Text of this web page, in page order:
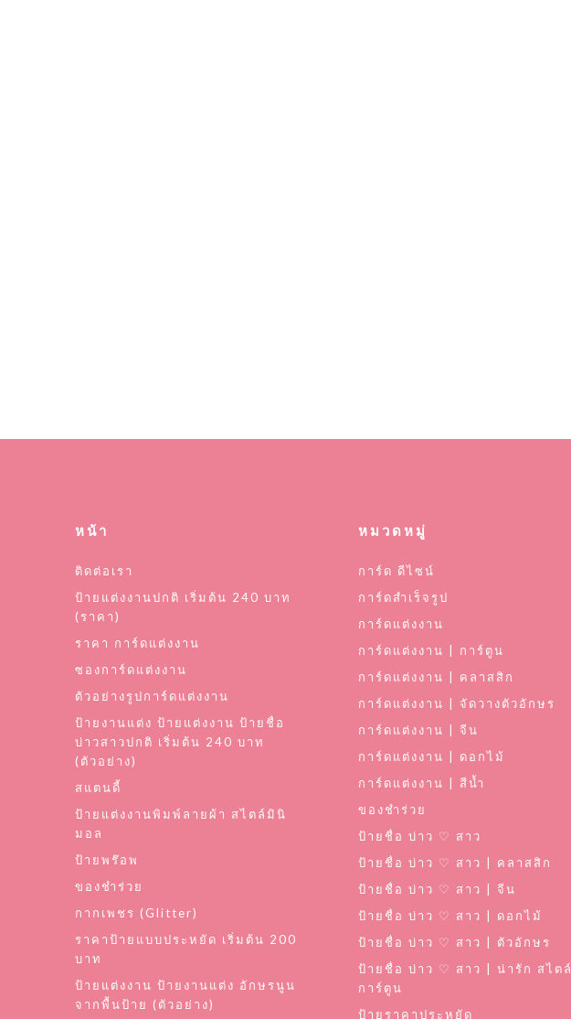
หน้า
ติดต่อเรา
ป้ายแต่งงานปกติ เริ่มต้น 240 บาท
(ราคา)
ราคา การ์ดแต่งงาน
ซองการ์ดแต่งงาน
ตัวอย่างรูปการ์ดแต่งงาน
ป้ายงานแต่ง ป้ายแต่งงาน ป้ายชื่อ
บ่าวสาวปกติ เริ่มต้น 240 บาท
(ตัวอย่าง)
สแตนดี้
ป้ายแต่งงานพิมพ์ลายผ้า สไตล์มินิ
มอล
ป้ายพร๊อพ
ของชำร่วย
กากเพชร (Glitter)
ราคาป้ายแบบประหยัด เริ่มต้น 200
บาท
ป้ายแต่งงาน ป้ายงานแต่ง อักษรนูน
จากพื้นป้าย (ตัวอย่าง)
หมวดหมู่
การ์ด ดีไซน์
การ์ดสำเร็จรูป
การ์ดแต่งงาน
การ์ดแต่งงาน | การ์ตูน
การ์ดแต่งงาน | คลาสสิก
การ์ดแต่งงาน | จัดวางตัวอักษร
การ์ดแต่งงาน | จีน
การ์ดแต่งงาน | ดอกไม้
การ์ดแต่งงาน | สีน้ำ
ของชำร่วย
ป้ายชื่อ บ่าว ♡ สาว
ป้ายชื่อ บ่าว ♡ สาว | คลาสสิก
ป้ายชื่อ บ่าว ♡ สาว | จีน
ป้ายชื่อ บ่าว ♡ สาว | ดอกไม้
ป้ายชื่อ บ่าว ♡ สาว | ตัวอักษร
ป้ายชื่อ บ่าว ♡ สาว | น่ารัก สไตล์
การ์ตูน
ป้ายราคาประหยัด